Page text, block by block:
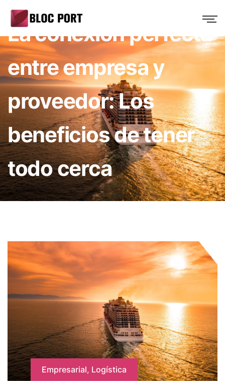
La conexión perfecta
entre empresa y
proveedor: Los
beneficios de tener
todo cerca
Empresarial, Logística